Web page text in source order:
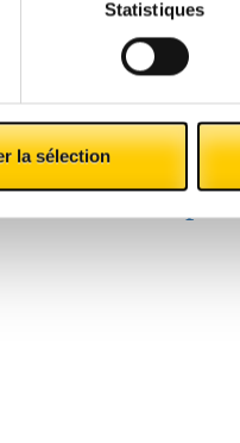
Statistiques
la sélection
entrent dans votre
stratégique revêtant
votre